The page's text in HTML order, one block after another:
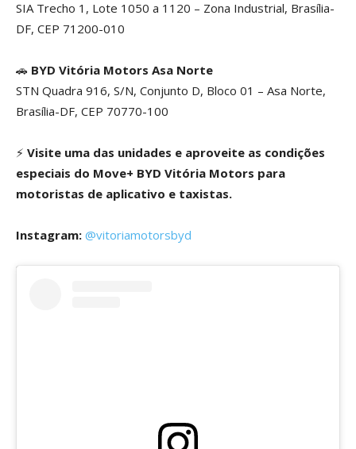
SIA Trecho 1, Lote 1050 a 1120 – Zona Industrial, Brasília-
DF, CEP 71200-010
🚗 BYD Vitória Motors Asa Norte
STN Quadra 916, S/N, Conjunto D, Bloco 01 – Asa Norte,
Brasília-DF, CEP 70770-100
⚡ Visite uma das unidades e aproveite as condições
especiais do Move+ BYD Vitória Motors para
motoristas de aplicativo e taxistas.
Instagram: @vitoriamotorsbyd